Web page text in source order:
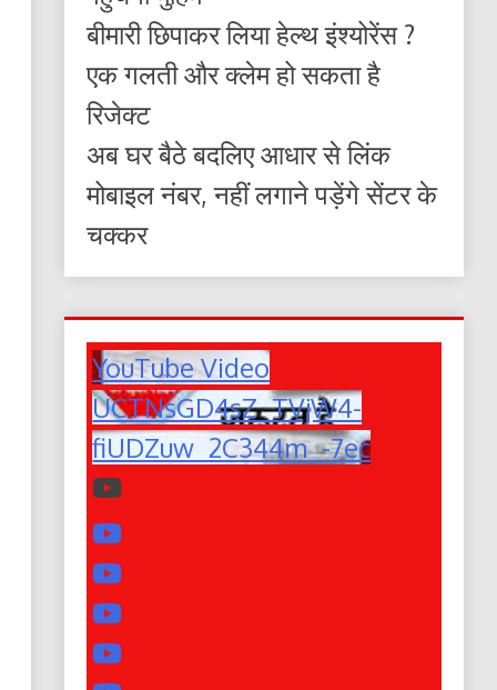
बीमारी छिपाकर लिया हेल्थ इंश्योरेंस ?
एक गलती और क्लेम हो सकता है
रिजेक्ट
अब घर बैठे बदलिए आधार से लिंक
मोबाइल नंबर, नहीं लगाने पड़ेंगे सेंटर के
चक्कर
YouTube Video
UCTNsGD4sZ_TVjW4-
fiUDZuw_2C344m_-7ec